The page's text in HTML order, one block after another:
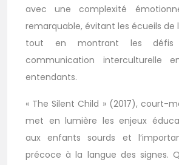
avec une complexité
remarquable, évitant les écueils de
tout en montrant les
communication interculturelle
entendants.
« The Silent Child » (2017), court-
met en lumière les enjeux
aux enfants sourds et
précoce à la langue des signes.